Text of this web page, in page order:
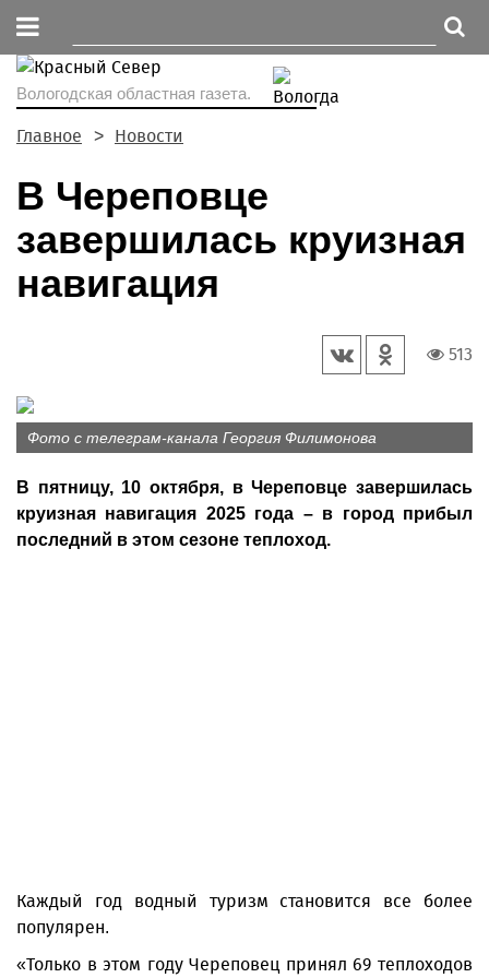
Вологодская областная газета.
Главное Новости
В Череповце
завершилась круизная
навигация
513
Фото с телеграм-канала Георгия Филимонова
В пятницу, 10 октября, в Череповце завершилась
круизная навигация 2025 года – в город прибыл
последний в этом сезоне теплоход.
Каждый год водный туризм становится все более
популярен.
«Только в этом году Череповец принял 69 теплоходов